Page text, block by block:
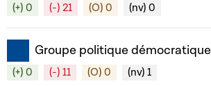
(+) 0 (-) 21 (O) 0 (nv) 0
Groupe politique démocratique
(+) 0 (-) 11 (O) 0 (nv) 1